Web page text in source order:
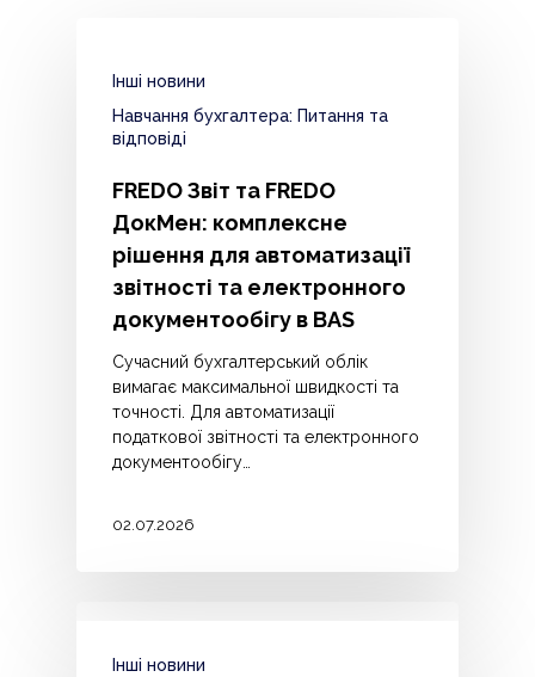
Інші новини
Навчання бухгалтера: Питання та
відповіді
FREDO Звіт та FREDO
ДокМен: комплексне
рішення для автоматизації
звітності та електронного
документообігу в BAS
Сучасний бухгалтерський облік
вимагає максимальної швидкості та
точності. Для автоматизації
податкової звітності та електронного
документообігу…
02.07.2026
Інші новини